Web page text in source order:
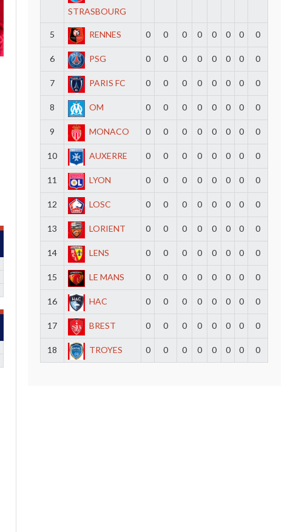
STRASBOURG
5 RENNES 0 0 0 0 0 0 0 0
6 PSG 0 0 0 0 0 0 0 0
7 PARIS FC 0 0 0 0 0 0 0 0
8 OM 0 0 0 0 0 0 0 0
9 MONACO 0 0 0 0 0 0 0 0
10 AUXERRE 0 0 0 0 0 0 0 0
11 LYON 0 0 0 0 0 0 0 0
12 LOSC 0 0 0 0 0 0 0 0
13 LORIENT 0 0 0 0 0 0 0 0
14 LENS 0 0 0 0 0 0 0 0
15 LE MANS 0 0 0 0 0 0 0 0
16 HAC 0 0 0 0 0 0 0 0
17 BREST 0 0 0 0 0 0 0 0
18 TROYES 0 0 0 0 0 0 0 0